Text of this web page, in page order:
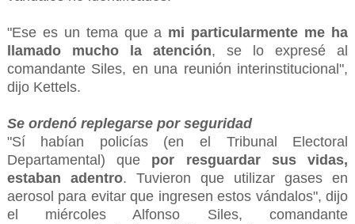
"Ese es un tema que a mi particularmente me ha
llamado mucho la atención, se lo expresé al
comandante Siles, en una reunión interinstitucional",
dijo Kettels.
Se ordenó replegarse por seguridad
"Sí habían policías (en el Tribunal Electoral
Departamental) que por resguardar sus vidas,
estaban adentro. Tuvieron que utilizar gases en
aerosol para evitar que ingresen estos vándalos", dijo
el miércoles Alfonso Siles, comandante